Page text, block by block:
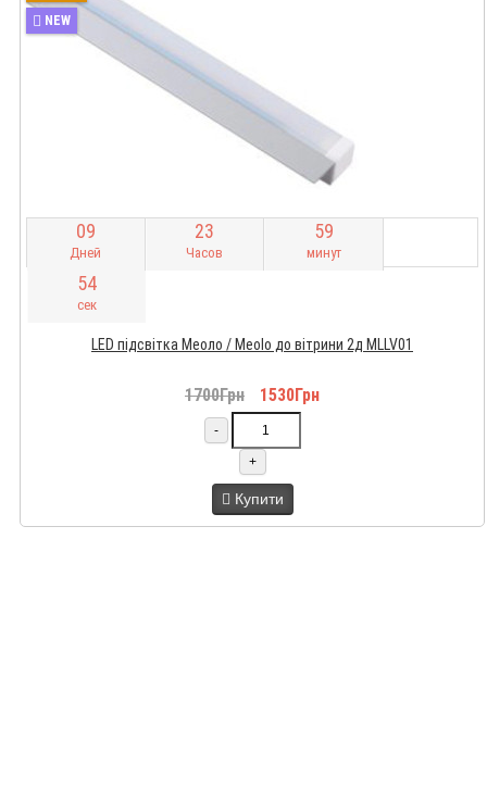
NEW
09
Дней
23
Часов
59
минут
53
сек
LED підсвітка Меоло / Meolo до вітрини 2д MLLV01
1700Грн 1530Грн
-
+
Купити